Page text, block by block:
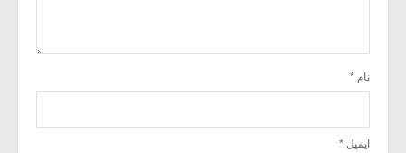
نام *
ایمیل *